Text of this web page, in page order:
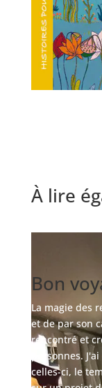
À lire
Bon
La magie des
et de par son
rencontré et
personnes.
celles-ci, le